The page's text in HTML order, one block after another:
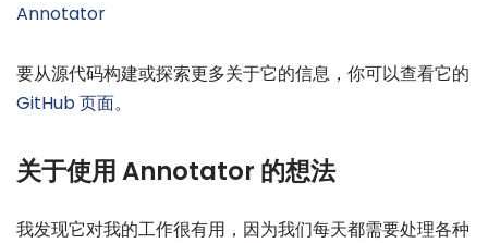
Annotator
要从源代码构建或探索更多关于它的信息，你可以查看它的
GitHub 页面。
关于使用 Annotator 的想法
我发现它对我的工作很有用，因为我们每天都需要处理各种